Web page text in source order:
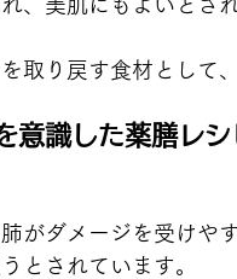
、美肌にもよいとされ
取り戻す食材として
意識した薬膳レ
がダメージを受けや
とされています。